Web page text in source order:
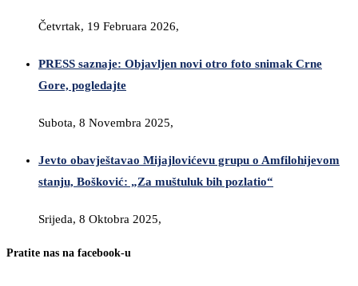
Četvrtak, 19 Februara 2026,
PRESS saznaje: Objavljen novi otro foto snimak Crne
Gore, pogledajte
Subota, 8 Novembra 2025,
Jevto obavještavao Mijajlovićevu grupu o Amfilohijevom
stanju, Bošković: „Za muštuluk bih pozlatio“
Srijeda, 8 Oktobra 2025,
Pratite nas na facebook-u